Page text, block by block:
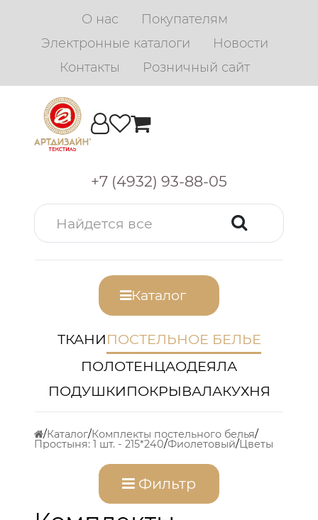
О нас
Покупателям
Электронные каталоги
Новости
Контакты
Розничный сайт
+7 (4932) 93-88-05
Каталог
ТКАНИПОСТЕЛЬНОЕ БЕЛЬЕ
ПОЛОТЕНЦАОДЕЯЛА
ПОДУШКИПОКРЫВАЛАКУХНЯ
Каталог Комплекты постельного белья
Простыня: 1 шт. - 215*240 Фиолетовый Цветы
Фильтр